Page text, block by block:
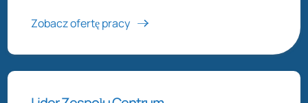
Zobacz ofertę pracy